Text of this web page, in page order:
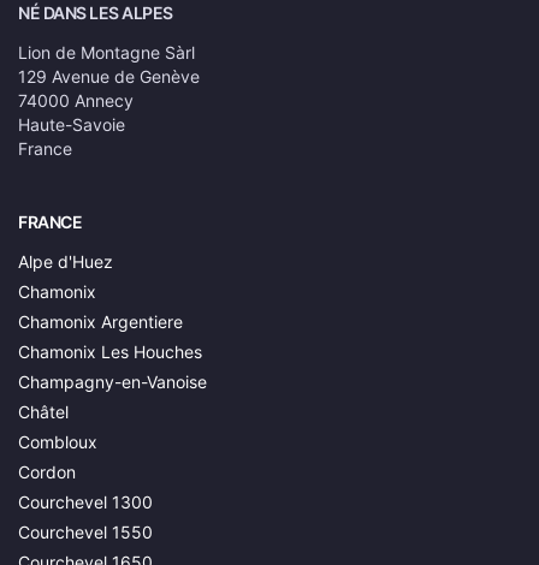
NÉ DANS LES ALPES
Lion de Montagne Sàrl
129 Avenue de Genève
74000 Annecy
Haute-Savoie
France
FRANCE
Alpe d'Huez
Chamonix
Chamonix Argentiere
Chamonix Les Houches
Champagny-en-Vanoise
Châtel
Combloux
Cordon
Courchevel 1300
Courchevel 1550